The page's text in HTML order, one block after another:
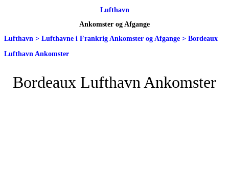
Lufthavn
Ankomster og Afgange
Lufthavn > Lufthavne i Frankrig Ankomster og Afgange > Bordeaux
Lufthavn Ankomster
Bordeaux Lufthavn Ankomster